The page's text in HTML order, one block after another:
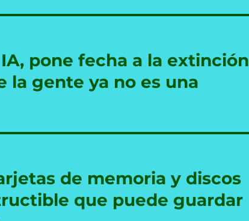
pone fecha a la extinción
la gente ya no es una
de memoria y discos
que puede guardar